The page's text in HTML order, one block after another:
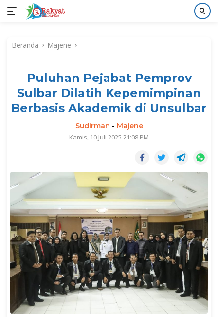
kontenBeranda Majene
Puluhan Pejabat Pemprov
Sulbar Dilatih Kepemimpinan
Berbasis Akademik di Unsulbar
Sudirman - Majene
Kamis, 10 Juli 2025 21:08 PM